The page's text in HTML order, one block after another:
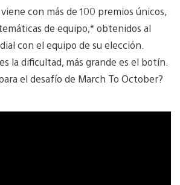
con más de 100 premios únicos,
de equipo,* obtenidos al
con el equipo de su elección.
la dificultad, más grande es el botín.
el desafío de March To October?